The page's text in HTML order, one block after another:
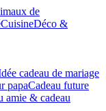
de
CuisineDéco &
cadeau de mariage​
papaCadeau future
amie & cadeau